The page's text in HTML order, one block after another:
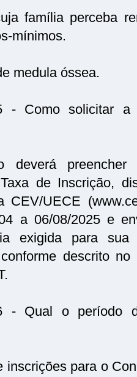
família perceba
mínimos.
medula óssea.
- Como solicitar
deverá
de Inscrição,
CEV/UECE
a 06/08/2025 e
exigida para
descrito
- Qual o período
inscrições para o